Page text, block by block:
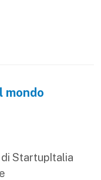
mondo
StartupItalia